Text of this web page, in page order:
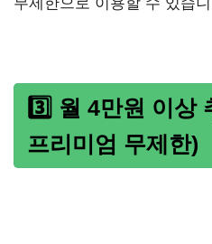
3️⃣ 월 4만원 이상
프리미엄 무제한)